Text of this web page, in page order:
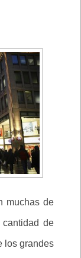
muchas de
cantidad de
los grandes